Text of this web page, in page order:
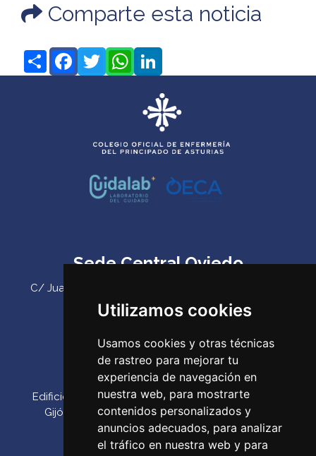
Utilizamos cookies
Usamos cookies y otras técnicas
de rastreo para mejorar tu
experiencia de navegación en
nuestra web, para mostrarte
contenidos personalizados y
anuncios adecuados, para analizar
el tráfico en nuestra web y para
Comparte esta noticia
ShareFacebook
TwitterWhatsApp
LinkedIn
Sede Central Oviedo
C/ Juan Antonio Álvarez Rabanal 7, bajo. C.P. 33011
(Oviedo) ‌
Email: codepa@codepa.es
Delegación Gijón
Edificio Impulsa, Oficina 6. Parque Tecnológico de
Gijón. Calle Los Prados, 166 C.P. 33203 (Gijón) ‌
Teléfono:985 23 25 52‌